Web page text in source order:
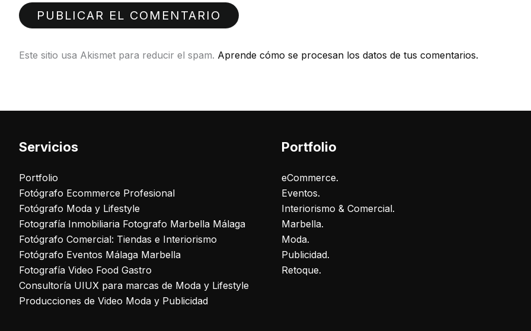
Este sitio usa Akismet para reducir el spam. Aprende cómo se procesan los datos de tus comentarios.
Servicios
Portfolio
Fotógrafo Ecommerce Profesional
Fotógrafo Moda y Lifestyle
Fotografía Inmobiliaria Fotografo Marbella Málaga
Fotógrafo Comercial: Tiendas e Interiorismo
Fotógrafo Eventos Málaga Marbella
Fotografía Video Food Gastro
Consultoría UIUX para marcas de Moda y Lifestyle
Producciones de Video Moda y Publicidad
Portfolio
eCommerce.
Eventos.
Interiorismo & Comercial.
Marbella.
Moda.
Publicidad.
Retoque.